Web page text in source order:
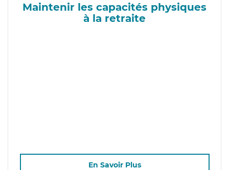
Maintenir les capacités physiques
à la retraite
En Savoir Plus